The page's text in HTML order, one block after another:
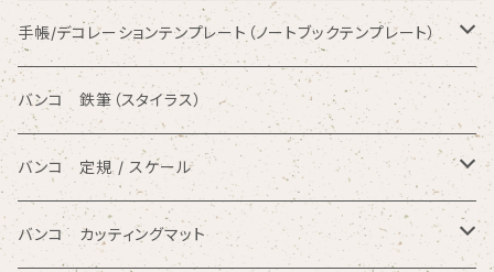
数字入りテンプレート定規
ひらがな入りテンプレート定規
アルファベット入りテンプレート定規
円/楕円/アール入りテンプレート定規
手帳/デコレーションテンプレート（ノートブックテンプレート）
バンコ ノートブックテンプレート（カードサイズ）
バンコ ルーラースリム（定規型）
バンコ ノートブックテンプレート（はがきサイズ）
バンコ 鉄筆（スタイラス）
バンコ 定規 / スケール
方眼カッティング定規
バンコ カッティングマット